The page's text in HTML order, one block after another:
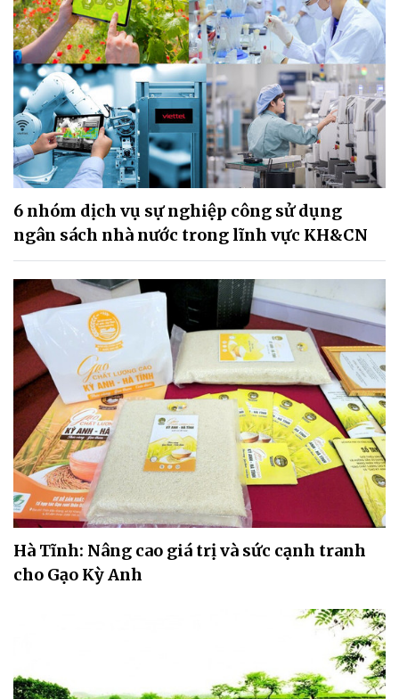
6 nhóm dịch vụ sự nghiệp công sử dụng
ngân sách nhà nước trong lĩnh vực KH&CN
Hà Tĩnh: Nâng cao giá trị và sức cạnh tranh
cho Gạo Kỳ Anh